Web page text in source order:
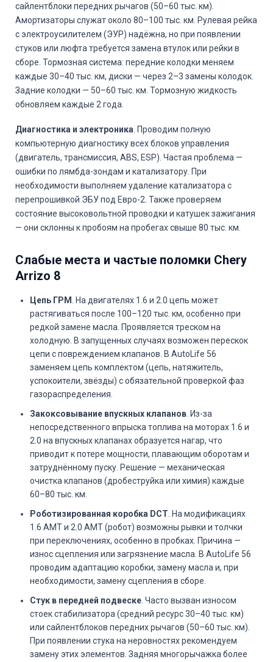
сайлентблоки передних рычагов (50–60 тыс. км).
Амортизаторы служат около 80–100 тыс. км. Рулевая рейка
с электроусилителем (ЭУР) надёжна, но при появлении
стуков или люфта требуется замена втулок или рейки в
сборе. Тормозная система: передние колодки меняем
каждые 30–40 тыс. км, диски — через 2–3 замены колодок.
Задние колодки — 50–60 тыс. км. Тормозную жидкость
обновляем каждые 2 года.
Диагностика и электроника . Проводим полную
компьютерную диагностику всех блоков управления
(двигатель, трансмиссия, ABS, ESP). Частая проблема —
ошибки по лямбда-зондам и катализатору. При
необходимости выполняем удаление катализатора с
перепрошивкой ЭБУ под Евро-2. Также проверяем
состояние высоковольтной проводки и катушек зажигания
— они склонны к пробоям на пробегах свыше 80 тыс. км.
Слабые места и частые поломки Chery
Arrizo 8
Цепь ГРМ
. На двигателях 1.6 и 2.0 цепь может
растягиваться после 100–120 тыс. км, особенно при
редкой замене масла. Проявляется треском на
холодную. В запущенных случаях возможен перескок
цепи с повреждением клапанов. В AutoLife 56
заменяем цепь комплектом (цепь, натяжитель,
успокоители, звёзды) с обязательной проверкой фаз
газораспределения.
Закоксовывание впускных клапанов . Из-за
непосредственного впрыска топлива на моторах 1.6 и
2.0 на впускных клапанах образуется нагар, что
приводит к потере мощности, плавающим оборотам и
затруднённому пуску. Решение — механическая
очистка клапанов (дробеструйка или химия) каждые
60–80 тыс. км.
Роботизированная коробка DCT . На модификациях
1.6 AMT и 2.0 AMT (робот) возможны рывки и толчки
при переключениях, особенно в пробках. Причина —
износ сцепления или загрязнение масла. В AutoLife 56
проводим адаптацию коробки, замену масла и, при
необходимости, замену сцепления в сборе.
Стук в передней подвеске . Часто вызван износом
стоек стабилизатора (средний ресурс 30–40 тыс. км)
или сайлентблоков передних рычагов (50–60 тыс. км).
При появлении стука на неровностях рекомендуем
замену этих элементов. Задняя многорычажка более